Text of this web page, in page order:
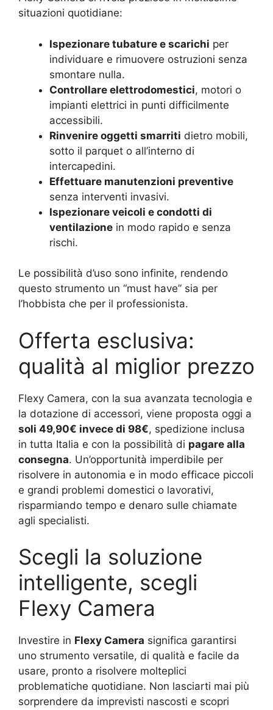
situazioni quotidiane:
Ispezionare tubature e scarichi per
individuare e rimuovere ostruzioni senza
smontare nulla.
Controllare elettrodomestici, motori o
impianti elettrici in punti difficilmente
accessibili.
Rinvenire oggetti smarriti dietro mobili,
sotto il parquet o all’interno di
intercapedini.
Effettuare manutenzioni preventive
senza interventi invasivi.
Ispezionare veicoli e condotti di
ventilazione in modo rapido e senza
rischi.
Le possibilità d’uso sono infinite, rendendo
questo strumento un “must have” sia per
l’hobbista che per il professionista.
Offerta esclusiva:
qualità al miglior prezzo
Flexy Camera, con la sua avanzata tecnologia e
la dotazione di accessori, viene proposta oggi a
soli 49,90€ invece di 98€, spedizione inclusa
in tutta Italia e con la possibilità di pagare alla
consegna. Un’opportunità imperdibile per
risolvere in autonomia e in modo efficace piccoli
e grandi problemi domestici o lavorativi,
risparmiando tempo e denaro sulle chiamate
agli specialisti.
Scegli la soluzione
intelligente, scegli
Flexy Camera
Investire in Flexy Camera significa garantirsi
uno strumento versatile, di qualità e facile da
usare, pronto a risolvere molteplici
problematiche quotidiane. Non lasciarti mai più
sorprendere da imprevisti nascosti e scopri